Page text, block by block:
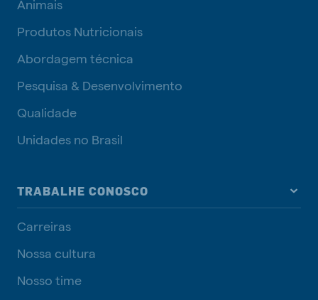
Animais
Produtos Nutricionais
Abordagem técnica
Pesquisa & Desenvolvimento
Qualidade
Unidades no Brasil
TRABALHE CONOSCO
Carreiras
Nossa cultura
Nosso time